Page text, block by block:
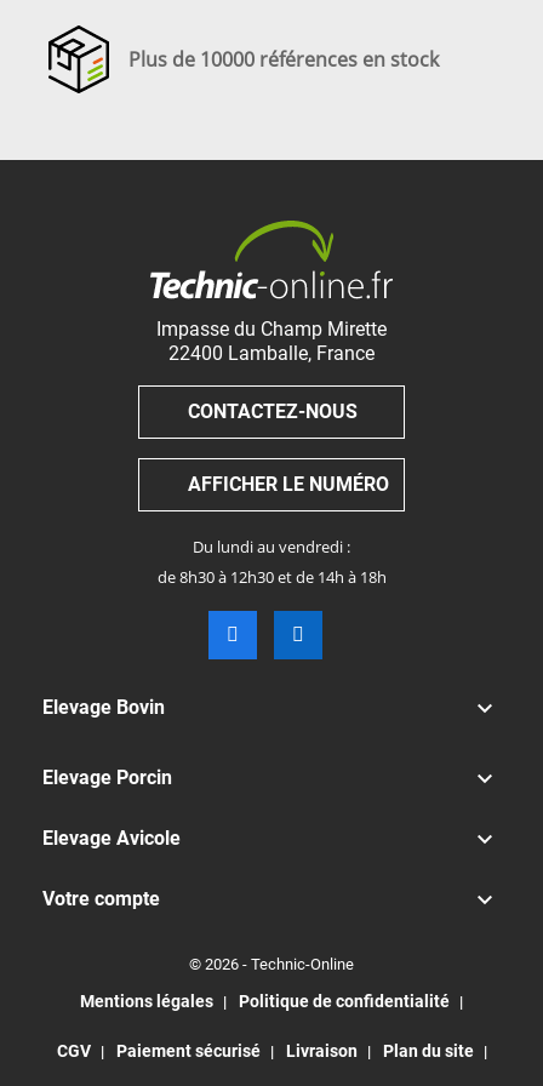
Plus de 10000 références en stock
Impasse du Champ Mirette
22400 Lamballe, France
CONTACTEZ-NOUS
AFFICHER LE NUMÉRO
Du lundi au vendredi :
de 8h30 à 12h30 et de 14h à 18h
Elevage Bovin 
Elevage Porcin 
Elevage Avicole 
Votre compte 
© 2026 - Technic-Online
Mentions légales Politique de confidentialité
CGV Paiement sécurisé Livraison Plan du site